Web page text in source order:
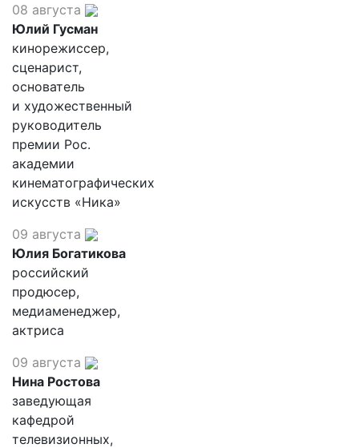
08 августа
Юлий Гусман
кинорежиссер,
сценарист,
основатель
и художественный
руководитель
премии Рос.
академии
кинематографических
искусств «Ника»
09 августа
Юлия Богатикова
российский
продюсер,
медиаменеджер,
актриса
09 августа
Нина Ростова
заведующая
кафедрой
телевизионных,